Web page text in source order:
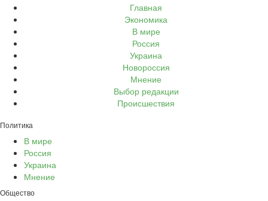
Главная
Экономика
В мире
Россия
Украина
Новороссия
Мнение
Выбор редакции
Происшествия
Политика
В мире
Россия
Украина
Мнение
Общество